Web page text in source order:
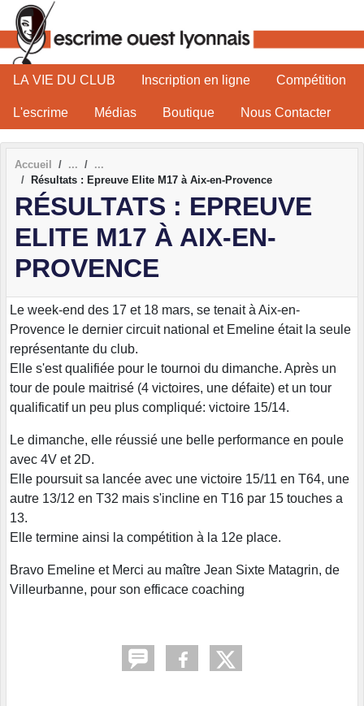
LA VIE DU CLUB Inscription en ligne Compétition
L'escrime Médias Boutique Nous Contacter
Accueil
Résultats : Epreuve Elite M17 à Aix-en-Provence
RÉSULTATS : EPREUVE
ELITE M17 À AIX-EN-
PROVENCE
Le week-end des 17 et 18 mars, se tenait à Aix-en-
Provence le dernier circuit national et Emeline était la seule
représentante du club.
Elle s'est qualifiée pour le tournoi du dimanche. Après un
tour de poule maitrisé (4 victoires, une défaite) et un tour
qualificatif un peu plus compliqué: victoire 15/14.
Le dimanche, elle réussié une belle performance en poule
avec 4V et 2D.
Elle poursuit sa lancée avec une victoire 15/11 en T64, une
autre 13/12 en T32 mais s'incline en T16 par 15 touches a
13.
Elle termine ainsi la compétition à la 12e place.
Bravo Emeline et Merci au maître Jean Sixte Matagrin, de
Villeurbanne, pour son efficace coaching
Panneau de gestion des cookies